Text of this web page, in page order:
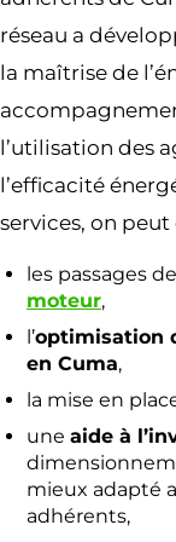
réseau a
la maîtrise de
l’utilisation des
l’efficacité
services, on peut
les passages
moteur,
l’optimisation
en Cuma,
la mise en
une aide à
mieux adapté
adhérents,